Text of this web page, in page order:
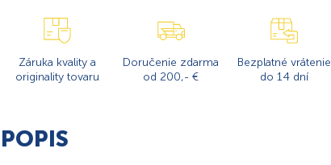
Záruka kvality a
originality tovaru
Doručenie zdarma
od 200,- €
Bezplatné vrátenie
do 14 dní
POPIS